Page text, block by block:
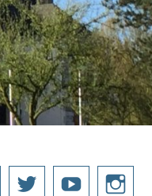
Facebook
TwitterYouTube